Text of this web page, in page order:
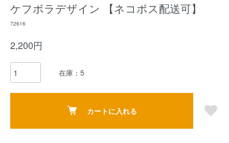
ケフボラデザイン 【ネコポス配送可】
72616
2,200円
在庫：5
カートに入れる